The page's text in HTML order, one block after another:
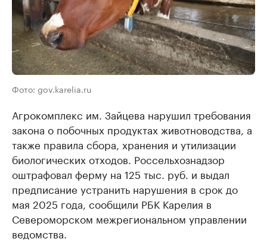
Фото: gov.karelia.ru
Агрокомплекс им. Зайцева нарушил требования
закона о побочных продуктах животноводства, а
также правила сбора, хранения и утилизации
биологических отходов. Россельхознадзор
оштрафовал ферму на 125 тыс. руб. и выдал
предписание устранить нарушения в срок до
мая 2025 года, сообщили РБК Карелия в
Североморском межрегиональном управлении
ведомства.